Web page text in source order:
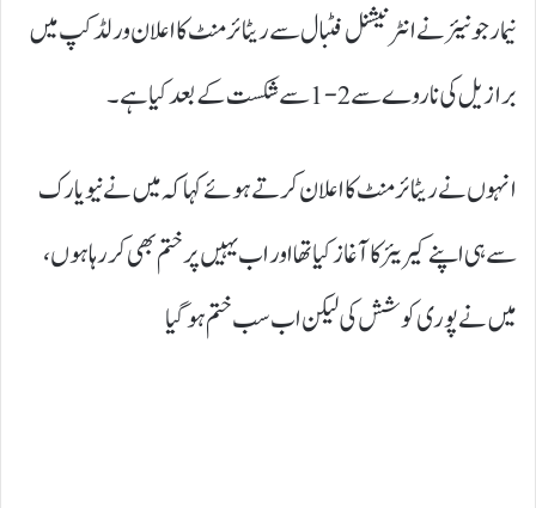
نیمار جونیئر نے انٹرنیشنل فٹبال سے ریٹائرمنٹ کا اعلان ورلڈ کپ میں
برازیل کی ناروے سے 2-1 سے شکست کے بعد کیا ہے۔
انہوں نے ریٹائرمنٹ کا اعلان کرتے ہوئے کہا کہ میں نے نیویارک
سے ہی اپنے کیریئر کا آغاز کیا تھا اور اب یہیں پر ختم بھی کر رہا ہوں،
میں نے پوری کوشش کی لیکن اب سب ختم ہو گیا